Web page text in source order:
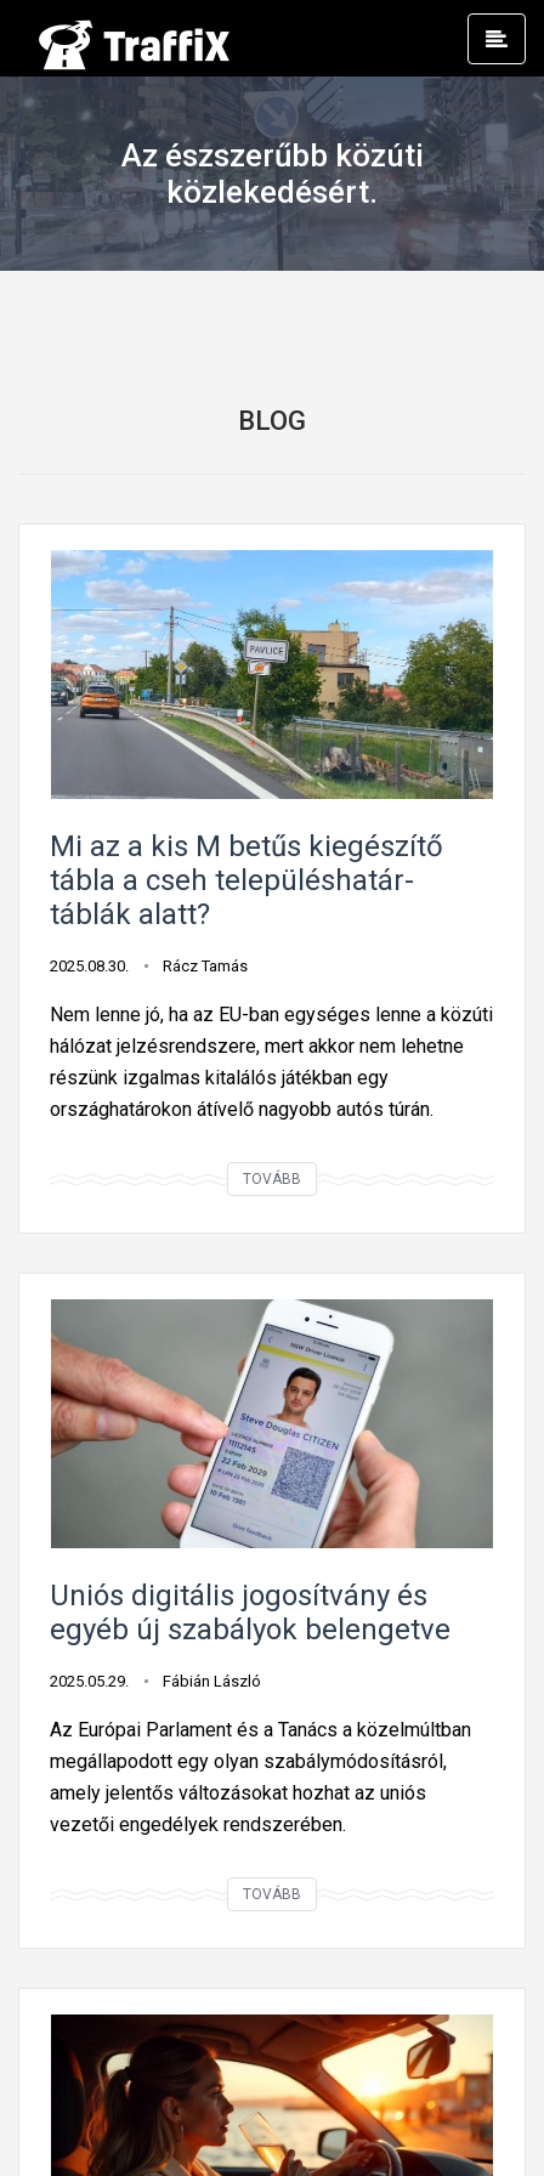
Az észszerűbb közúti
közlekedésért.
BLOG
Mi az a kis M betűs kiegészítő
tábla a cseh településhatár-
táblák alatt?
2025.08.30. Rácz Tamás
Nem lenne jó, ha az EU-ban egységes lenne a közúti
hálózat jelzésrendszere, mert akkor nem lehetne
részünk izgalmas kitalálós játékban egy
országhatárokon átívelő nagyobb autós túrán.
TOVÁBB
a
z
a
k
i
s
b
e
t
ű
s
k
s
l
a
a
c
s
Uniós digitális jogosítvány és
egyéb új szabályok belengetve
2025.05.29. Fábián László
Az Európai Parlament és a Tanács a közelmúltban
megállapodott egy olyan szabálymódosításról,
amely jelentős változásokat hozhat az uniós
vezetői engedélyek rendszerében.
TOVÁBB
i
ó
s
d
i
g
i